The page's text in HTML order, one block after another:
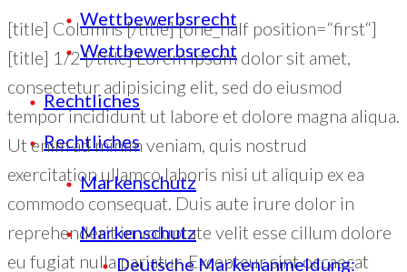
Wettbewerbsrecht
Rechtliches
Markenschutz
Wettbewerbsrecht
Rechtliches
Markenschutz
Deutsche Markenanmeldung:
[title] Columns [/title] [one_half position=“first“]
[title] 1/2 [/title] Lorem ipsum dolor sit amet,
consectetur adipisicing elit, sed do eiusmod
tempor incididunt ut labore et dolore magna aliqua.
Ut enim ad minim veniam, quis nostrud
exercitation ullamco laboris nisi ut aliquip ex ea
commodo consequat. Duis aute irure dolor in
reprehenderit in voluptate velit esse cillum dolore
eu fugiat nulla pariatur. Excepteur sint occaecat